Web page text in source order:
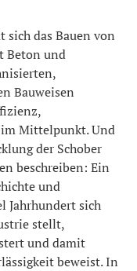
sich das Bauen von
Beton und
Bauweisen
Mittelpunkt. Und
der Schober
beschreiben: Ein
und
Jahrhundert sich
stellt,
und damit
beweist. In